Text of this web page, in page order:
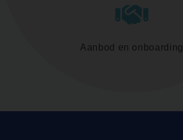
Aanbod en onboarding